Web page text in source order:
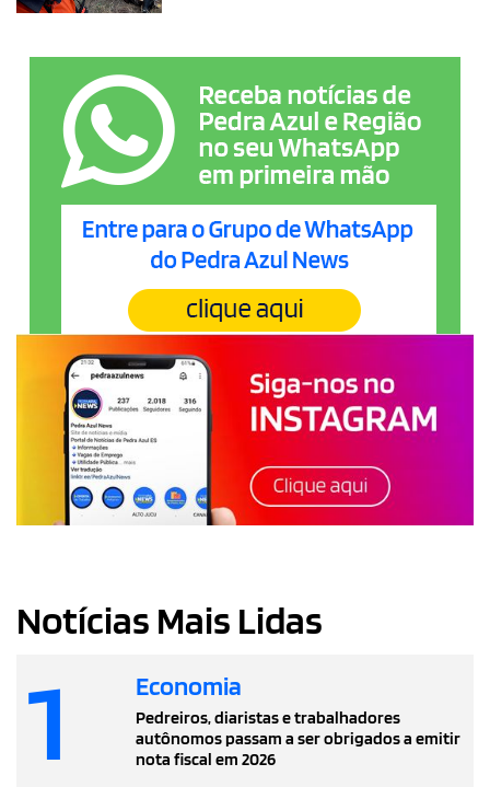
Notícias Mais Lidas
1 Economia
Pedreiros, diaristas e trabalhadores
autônomos passam a ser obrigados a emitir
nota fiscal em 2026